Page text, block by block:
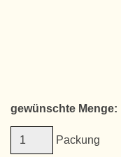
gewünschte Menge:
Packung